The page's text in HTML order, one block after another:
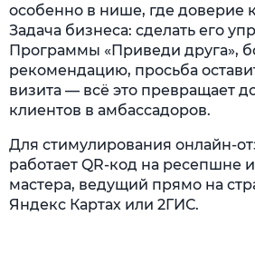
особенно в нише, где доверие
Задача бизнеса: сделать его
Программы «Приведи друга»,
рекомендацию, просьба
визита — всё это превращает
клиентов в амбассадоров.
Для стимулирования онлайн-
работает QR-код на ресепшне
мастера, ведущий прямо на
Яндекс Картах или 2ГИС.